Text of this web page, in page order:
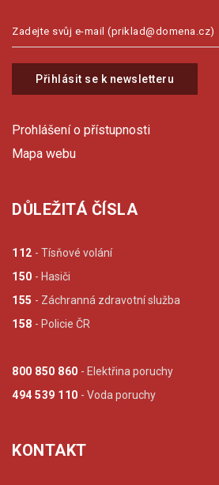
Přihlásit se k newsletteru
Prohlášení o přístupnosti
Mapa webu
DŮLEŽITÁ ČÍSLA
112 - Tísňové volání
150 - Hasiči
155 - Záchranná zdravotní služba
158 - Policie ČR
800 850 860 - Elektřina poruchy
494 539 110 - Voda poruchy
KONTAKT